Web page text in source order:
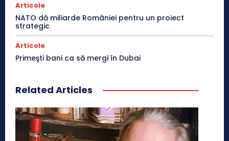
Articole
NATO dă miliarde României pentru un proiect
strategic
Articole
Primeşti bani ca să mergi în Dubai
Related Articles